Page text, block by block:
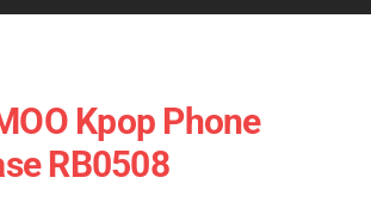
Kpop Phone
RB0508